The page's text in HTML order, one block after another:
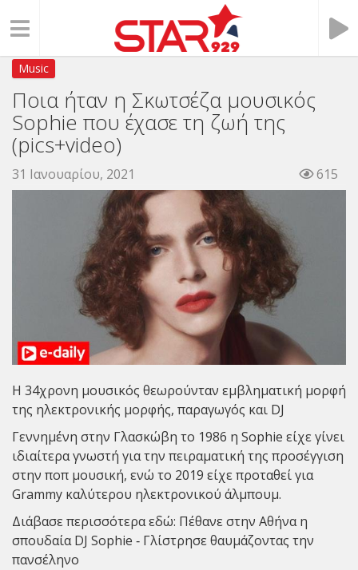
Music
Ποια ήταν η Σκωτσέζα μουσικός
Sophie που έχασε τη ζωή της
(pics+video)
31 Ιανουαρίου, 2021 615
Η 34χρονη μουσικός θεωρούνταν εμβληματική μορφή
της ηλεκτρονικής μορφής, παραγωγός και DJ
Γεννημένη στην Γλασκώβη το 1986 η Sophie είχε γίνει
ιδιαίτερα γνωστή για την πειραματική της προσέγγιση
στην ποπ μουσική, ενώ το 2019 είχε προταθεί για
Grammy καλύτερου ηλεκτρονικού άλμπουμ.
Διάβασε περισσότερα εδώ: Πέθανε στην Αθήνα η
σπουδαία DJ Sophie ‑ Γλίστρησε θαυμάζοντας την
πανσέληνο